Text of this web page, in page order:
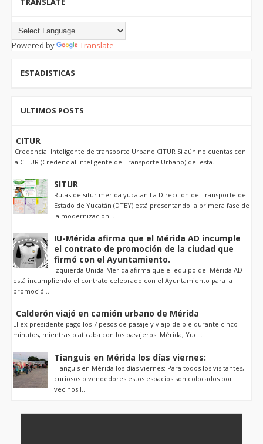
Powered by Translate
ESTADISTICAS
ULTIMOS POSTS
CITUR
Credencial Inteligente de transporte Urbano CITUR Si aún no cuentas con
la CITUR (Credencial Inteligente de Transporte Urbano) del esta...
SITUR
Rutas de situr merida yucatan La Dirección de Transporte del
Estado de Yucatán (DTEY) está presentando la primera fase de
la modernización...
IU-Mérida afirma que el Mérida AD incumple
el contrato de promoción de la ciudad que
firmó con el Ayuntamiento.
Izquierda Unida-Mérida afirma que el equipo del Mérida AD
está incumpliendo el contrato celebrado con el Ayuntamiento para la
promoció...
Calderón viajó en camión urbano de Mérida
El ex presidente pagó los 7 pesos de pasaje y viajó de pie durante cinco
minutos, mientras platicaba con los pasajeros. Mérida, Yuc...
Tianguis en Mérida los días viernes:
Tianguis en Mérida los días viernes: Para todos los visitantes,
curiosos o vendedores estos espacios son colocados por
vecinos l...